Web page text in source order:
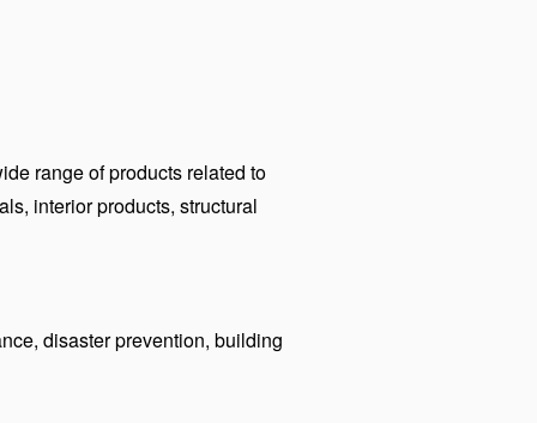
range of products related to
interior products, structural
disaster prevention, building